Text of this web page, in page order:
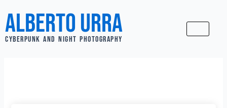
contenido
Alberto Urra
CYBERPUNK AND NIGHT PHOTOGRAPHY